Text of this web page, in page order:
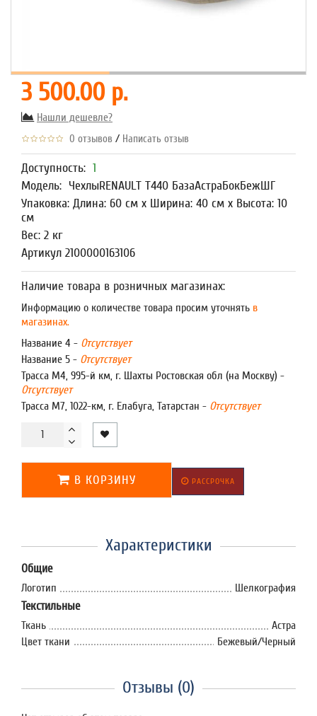
3 500.00 р.
Нашли дешевле?
0 отзывов / Написать отзыв
Доступность: 1
Модель: ЧехлыRENAULT T440 БазаАстраБокБежШГ
Упаковка: Длина: 60 см x Ширина: 40 см x Высота: 10
см
Вес: 2 кг
Артикул 2100000163106
Наличие товара в розничных магазинах:
Информацию о количестве товара просим уточнять в
магазинах.
Название 4 - Отсутствует
Название 5 - Отсутствует
Трасса М4, 995-й км, г. Шахты Ростовская обл (на Москву) -
Отсутствует
Трасса М7, 1022-км, г. Елабуга, Татарстан - Отсутствует
В КОРЗИНУ РАССРОЧКА
Характеристики
Общие
Логотип Шелкография
Текстильные
Ткань
Астра
Цвет ткани
Бежевый/Черный
Отзывы (0)